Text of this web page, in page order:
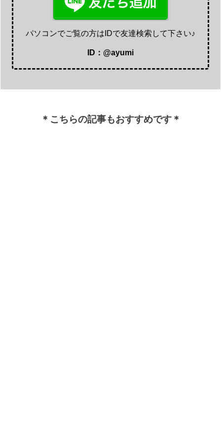
パソコンでご覧の方はIDで友達検索して下さい♪
ID：@ayumi
＊こちらの記事もおすすめです＊